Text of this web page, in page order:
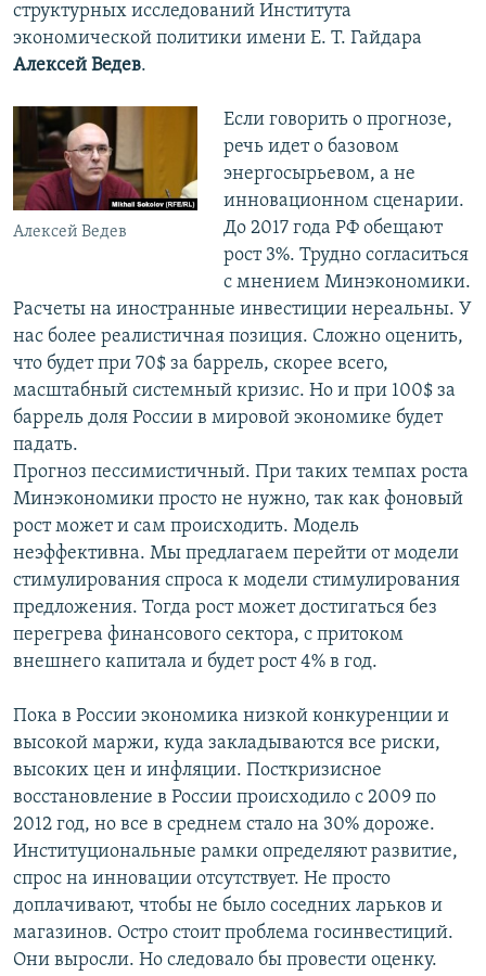
структурных исследований Института
экономической политики имени Е. Т. Гайдара
Алексей Ведев.
Алексей Ведев
Если говорить о прогнозе,
речь идет о базовом
энергосырьевом, а не
инновационном сценарии.
До 2017 года РФ обещают
рост 3%. Трудно согласиться
с мнением Минэкономики.
Расчеты на иностранные инвестиции нереальны. У
нас более реалистичная позиция. Сложно оценить,
что будет при 70$ за баррель, скорее всего,
масштабный системный кризис. Но и при 100$ за
баррель доля России в мировой экономике будет
падать.
Прогноз пессимистичный. При таких темпах роста
Минэкономики просто не нужно, так как фоновый
рост может и сам происходить. Модель
неэффективна. Мы предлагаем перейти от модели
стимулирования спроса к модели стимулирования
предложения. Тогда рост может достигаться без
перегрева финансового сектора, с притоком
внешнего капитала и будет рост 4% в год.
Пока в России экономика низкой конкуренции и
высокой маржи, куда закладываются все риски,
высоких цен и инфляции. Посткризисное
восстановление в России происходило с 2009 по
2012 год, но все в среднем стало на 30% дороже.
Институциональные рамки определяют развитие,
спрос на инновации отсутствует. Не просто
доплачивают, чтобы не было соседних ларьков и
магазинов. Остро стоит проблема госинвестиций.
Они выросли. Но следовало бы провести оценку.